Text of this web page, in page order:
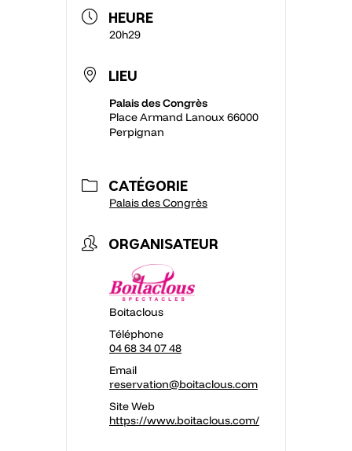
HEURE
20h29
LIEU
Palais des Congrès
Place Armand Lanoux 66000
Perpignan
CATÉGORIE
Palais des Congrès
ORGANISATEUR
Boitaclous
Téléphone
04 68 34 07 48
Email
reservation@boitaclous.com
Site Web
https://www.boitaclous.com/